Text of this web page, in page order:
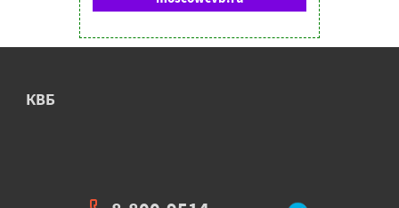
КВБ